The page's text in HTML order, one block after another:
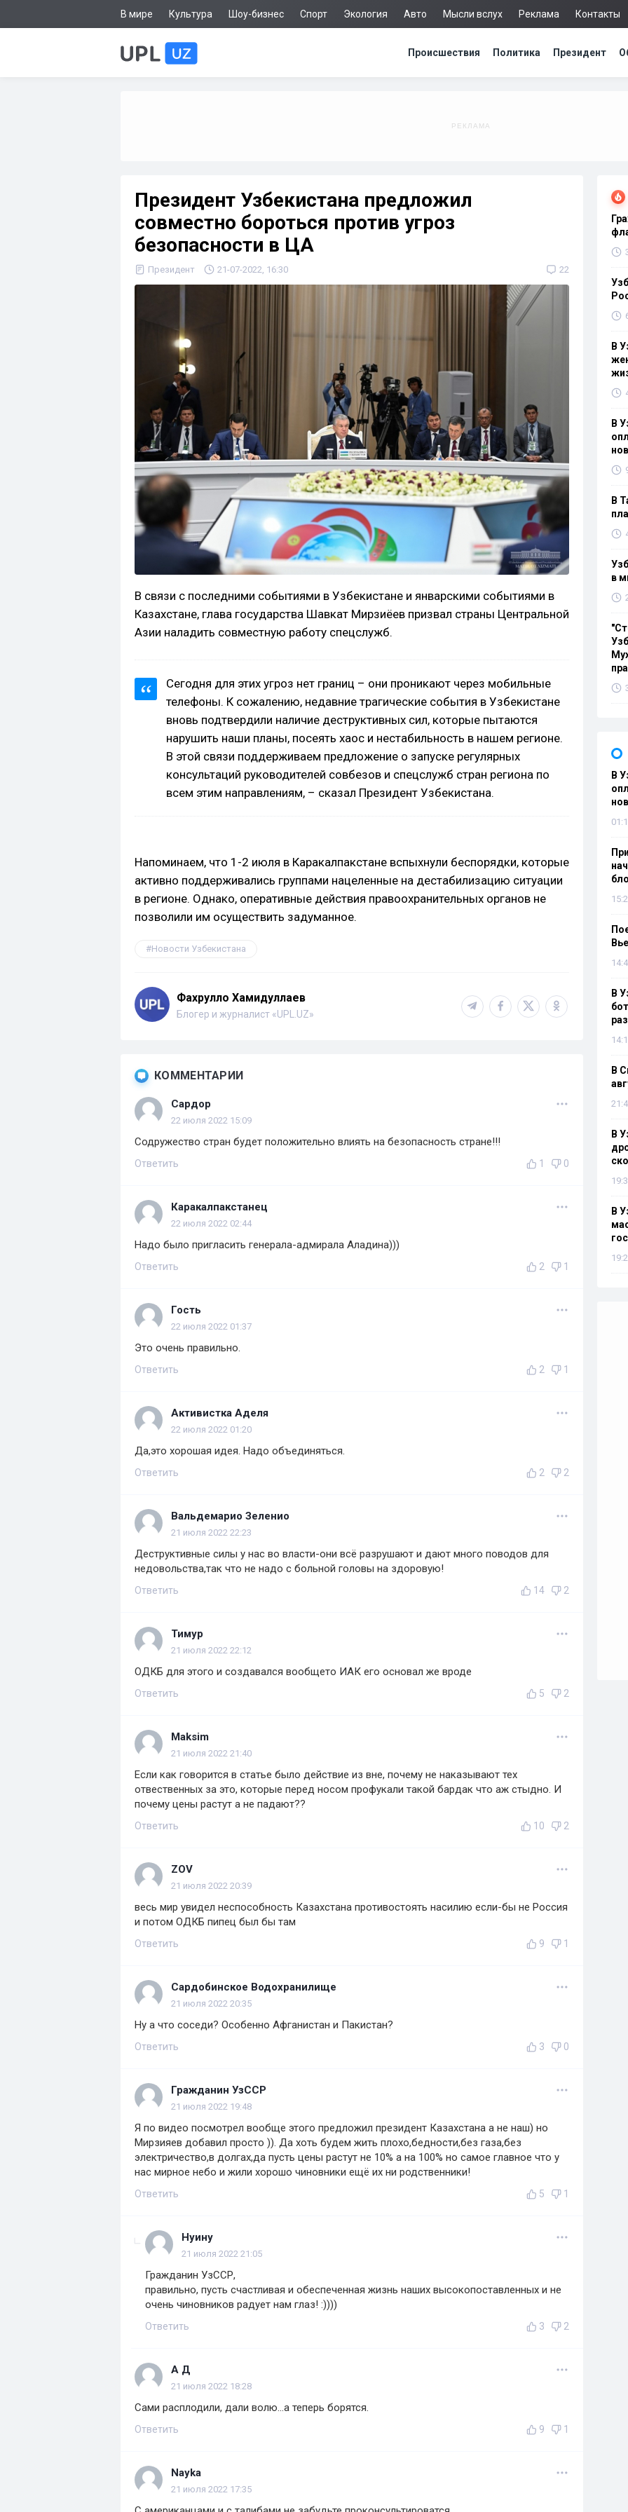
В мире Культура Шоу-бизнес Спорт Экология Авто Мысли вслух Реклама Контакты
Происшествия Политика Президент
Президент Узбекистана предложил
совместно бороться против угроз
безопасности в ЦА
Президент 21-07-2022, 16:30 22
В связи с последними событиями в Узбекистане и январскими событиями в
Казахстане, глава государства Шавкат Мирзиёев призвал страны Центральной
Азии наладить совместную работу спецслужб.
Сегодня для этих угроз нет границ – они проникают через мобильные
телефоны. К сожалению, недавние трагические события в Узбекистане
вновь подтвердили наличие деструктивных сил, которые пытаются
нарушить наши планы, посеять хаос и нестабильность в нашем регионе.
В этой связи поддерживаем предложение о запуске регулярных
консультаций руководителей совбезов и спецслужб стран региона по
всем этим направлениям, – сказал Президент Узбекистана.
Напоминаем, что 1-2 июля в Каракалпакстане вспыхнули беспорядки, которые
активно поддерживались группами нацеленные на дестабилизацию ситуации
в регионе. Однако, оперативные действия правоохранительных органов не
позволили им осуществить задуманное.
Новости Узбекистана
Фахрулло Хамидуллаев
Блогер и журналист «UPL.UZ»
КОММЕНТАРИИ
Сардор
22 июля 2022 15:09
Содружество стран будет положительно влиять на безопасность стране!!!
Ответить 1 0
Каракалпакстанец
22 июля 2022 02:44
Надо было пригласить генерала-адмирала Аладина)))
Ответить 2 1
Гость
22 июля 2022 01:37
Это очень правильно.
Ответить 2 1
Активистка Аделя
22 июля 2022 01:20
Да,это хорошая идея. Надо объединяться.
Ответить 2 2
Вальдемарио Зеленио
21 июля 2022 22:23
Деструктивные силы у нас во власти-они всё разрушают и дают много поводов для
недовольства,так что не надо с больной головы на здоровую!
Ответить 14 2
Тимур
21 июля 2022 22:12
ОДКБ для этого и создавался вообщето ИАК его основал же вроде
Ответить 5 2
Maksim
21 июля 2022 21:40
Если как говорится в статье было действие из вне, почему не наказывают тех
отвественных за это, которые перед носом профукали такой бардак что аж стыдно. И
почему цены растут а не падают??
Ответить 10 2
ZOV
21 июля 2022 20:39
весь мир увидел неспособность Казахстана противостоять насилию если-бы не Россия
и потом ОДКБ пипец был бы там
Ответить 9 1
Сардобинское Водохранилище
21 июля 2022 20:35
Ну а что соседи? Особенно Афганистан и Пакистан?
Ответить 3 0
Гражданин УзССР
21 июля 2022 19:48
Я по видео посмотрел вообще этого предложил президент Казахстана а не наш) но
Мирзияев добавил просто )). Да хоть будем жить плохо,бедности,без газа,без
электричество,в долгах,да пусть цены растут не 10% а на 100% но самое главное что у
нас мирное небо и жили хорошо чиновники ещё их ни родственники!
Ответить 5 1
Нуину
21 июля 2022 21:05
Гражданин УзССР,
правильно, пусть счастливая и обеспеченная жизнь наших высокопоставленных и не
очень чиновников радует нам глаз! :))))
Ответить 3 2
А Д
21 июля 2022 18:28
Сами расплодили, дали волю...а теперь борятся.
Ответить 9 1
Nayka
21 июля 2022 17:35
В
В
В
в
В
В
В
В
В